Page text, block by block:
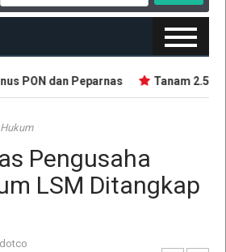
PON dan Peparnas Tanam 2.500
Pengusaha
LSM Ditangkap